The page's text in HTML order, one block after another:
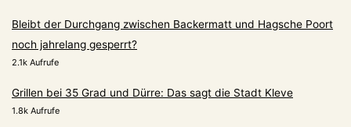
Bleibt der Durchgang zwischen Backermatt und Hagsche Poort
noch jahrelang gesperrt?
2.1k Aufrufe
Grillen bei 35 Grad und Dürre: Das sagt die Stadt Kleve
1.8k Aufrufe